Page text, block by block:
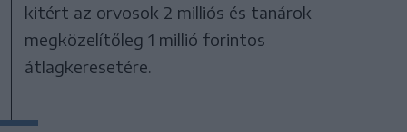
kitért az orvosok 2 milliós és tanárok
megközelítőleg 1 millió forintos
átlagkeresetére.